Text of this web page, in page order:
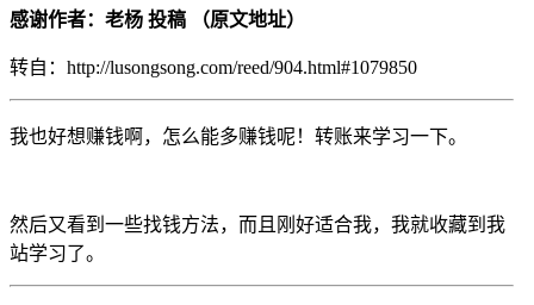
感谢作者：老杨 投稿 （原文地址）
转自：http://lusongsong.com/reed/904.html#1079850
我也好想赚钱啊，怎么能多赚钱呢！转账来学习一下。
然后又看到一些找钱方法，而且刚好适合我，我就收藏到我
站学习了。